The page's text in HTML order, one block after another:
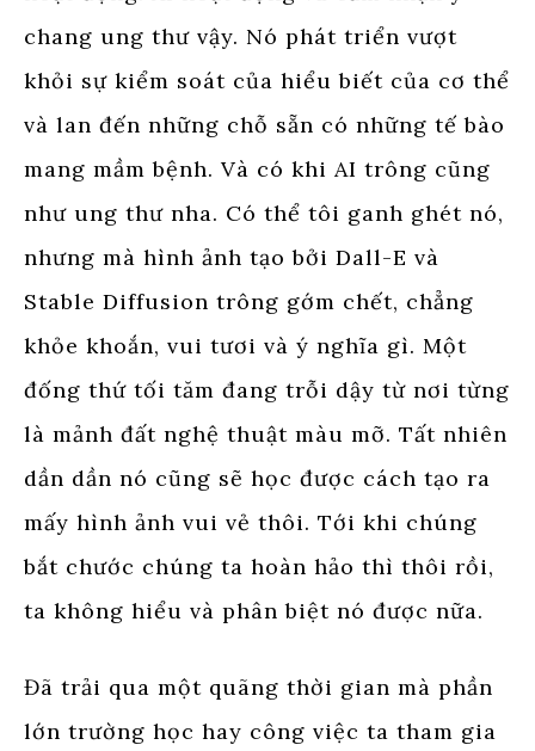
chang ung thư vậy. Nó phát triển vượt
khỏi sự kiểm soát của hiểu biết của cơ thể
và lan đến những chỗ sẵn có những tế bào
mang mầm bệnh. Và có khi AI trông cũng
như ung thư nha. Có thể tôi ganh ghét nó,
nhưng mà hình ảnh tạo bởi Dall-E và
Stable Diffusion trông gớm chết, chẳng
khỏe khoắn, vui tươi và ý nghĩa gì. Một
đống thứ tối tăm đang trỗi dậy từ nơi từng
là mảnh đất nghệ thuật màu mỡ. Tất nhiên
dần dần nó cũng sẽ học được cách tạo ra
mấy hình ảnh vui vẻ thôi. Tới khi chúng
bắt chước chúng ta hoàn hảo thì thôi rồi,
ta không hiểu và phân biệt nó được nữa.
Đã trải qua một quãng thời gian mà phần
lớn trường học hay công việc ta tham gia